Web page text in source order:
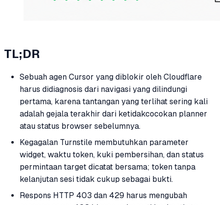
TL;DR
Sebuah agen Cursor yang diblokir oleh Cloudflare
harus didiagnosis dari navigasi yang dilindungi
pertama, karena tantangan yang terlihat sering kali
adalah gejala terakhir dari ketidakcocokan planner
atau status browser sebelumnya.
Kegagalan Turnstile membutuhkan parameter
widget, waktu token, kuki pembersihan, dan status
permintaan target dicatat bersama; token tanpa
kelanjutan sesi tidak cukup sebagai bukti.
Respons HTTP 403 dan 429 harus mengubah